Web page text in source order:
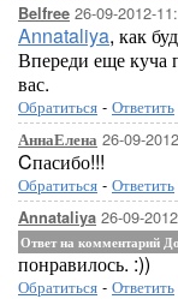
Belfree 26-09-2012-
Annataliya, как
Впереди еще куча
вас.
Обратиться - Ответить
АннаЕлена 26-09-
Cпасибо!!!
Обратиться - Ответить
Annataliya 26-09-
Ответ на комментарий
понравилось. :))
Обратиться - Ответить